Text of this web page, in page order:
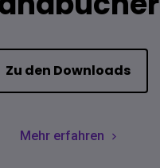
Zu den Downloads
Mehr erfahren